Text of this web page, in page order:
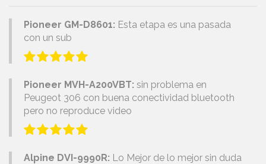
Pioneer GM-D8601: Esta etapa es una pasada
con un sub
Pioneer MVH-A200VBT: sin problema en
Peugeot 306 con buena conectividad bluetooth
pero no reproduce video
Alpine DVI-9990R: Lo Mejor de lo mejor sin duda